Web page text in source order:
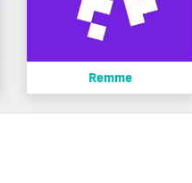
Remme